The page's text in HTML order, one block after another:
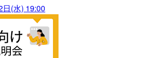
(水) 19:00